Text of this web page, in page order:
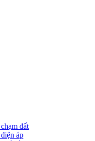
đất
áp